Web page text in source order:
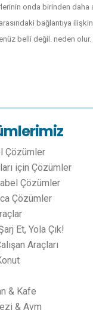
onda birinden daha
bağlantıya
belli değil. neden
Çözümler
için Çözümler
Çözümler
Çözümler
Et, Yola Çık!
Araçları
& Kafe
& Avm